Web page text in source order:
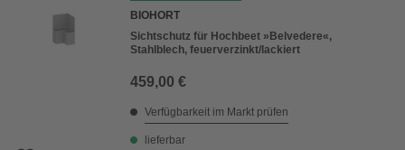
BIOHORT
Sichtschutz für Hochbeet »Belvedere«,
Stahlblech, feuerverzinkt/lackiert
459,00 €
Verfügbarkeit im Markt prüfen
lieferbar